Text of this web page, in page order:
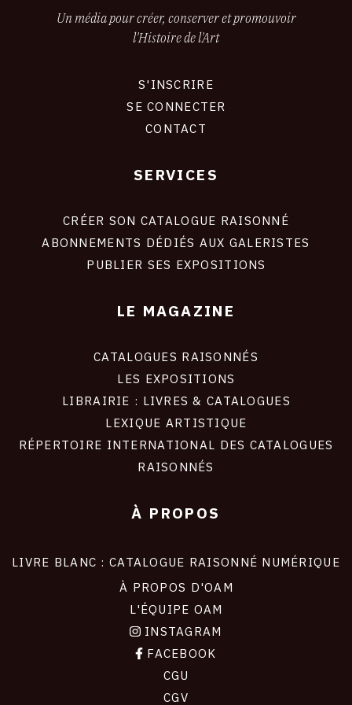
Un média pour créer, conserver et promouvoir
l'Histoire de l'Art
S'INSCRIRE
SE CONNECTER
CONTACT
SERVICES
CRÉER SON CATALOGUE RAISONNÉ
ABONNEMENTS DÉDIÉS AUX GALERISTES
PUBLIER SES EXPOSITIONS
LE MAGAZINE
CATALOGUES RAISONNÉS
LES EXPOSITIONS
LIBRAIRIE : LIVRES & CATALOGUES
LEXIQUE ARTISTIQUE
RÉPERTOIRE INTERNATIONAL DES CATALOGUES
RAISONNÉS
À PROPOS
LIVRE BLANC : CATALOGUE RAISONNÉ NUMÉRIQUE
À PROPOS D'OAM
L'ÉQUIPE OAM
INSTAGRAM
FACEBOOK
CGU
CGV